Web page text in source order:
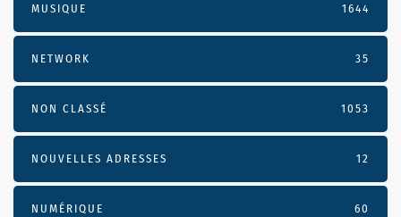
MUSIQUE 1644
NETWORK 35
NON CLASSÉ 1053
NOUVELLES ADRESSES 12
NUMÉRIQUE 60